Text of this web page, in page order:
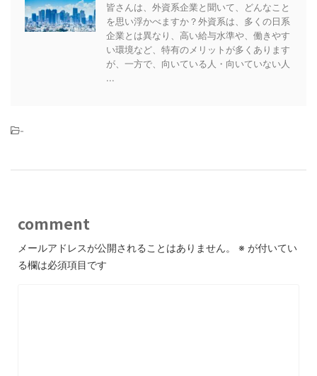
皆さんは、外資系企業と聞いて、どんなこと
を思い浮かべますか？外資系は、多くの日系
企業とは異なり、高い給与水準や、働きやす
い環境など、特有のメリットが多くあります
が、一方で、向いている人・向いていない人
...
-
comment
メールアドレスが公開されることはありません。 ※ が付いてい
る欄は必須項目です